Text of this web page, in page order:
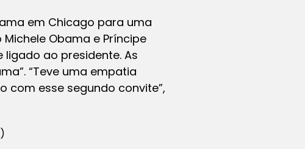
em Chicago para uma
Obama e Príncipe
ligado ao presidente. As
“Teve uma empatia
com esse segundo convite”,